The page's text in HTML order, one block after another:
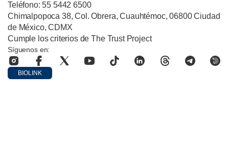
Teléfono: 55 5442 6500
Chimalpopoca 38, Col. Obrera, Cuauhtémoc, 06800 Ciudad
de México, CDMX
Cumple los criterios de The Trust Project
Síguenos en:
BIOLINK